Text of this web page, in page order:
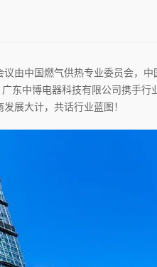
由中国燃气供热专业委员会，
东中博电器科技有限公司携手行
展大计，共话行业蓝图！